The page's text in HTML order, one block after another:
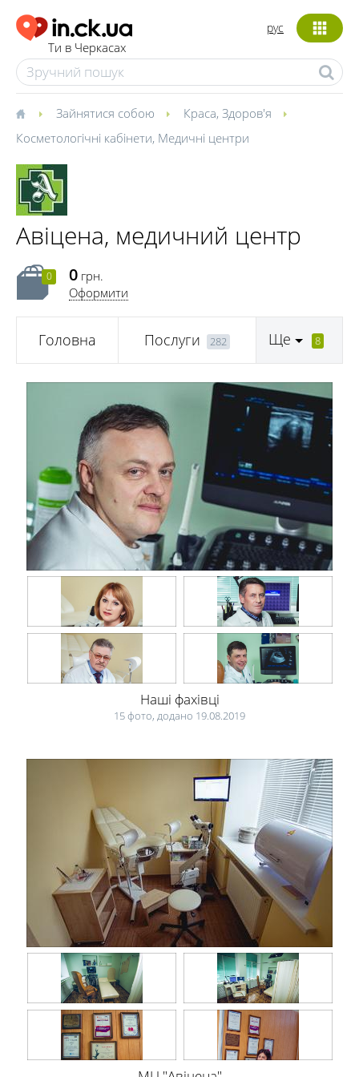
Ти в Черкасах
рус
Зайнятися собою Краса, Здоров'я
Косметологічні кабінети, Медичні центри
Авіцена, медичний центр
0 0 грн.
Оформити
Головна Послуги 282 Ще 8
Наші фахівці
15 фото, додано 19.08.2019